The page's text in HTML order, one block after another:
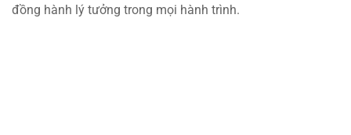
đồng hành lý tưởng trong mọi hành trình.